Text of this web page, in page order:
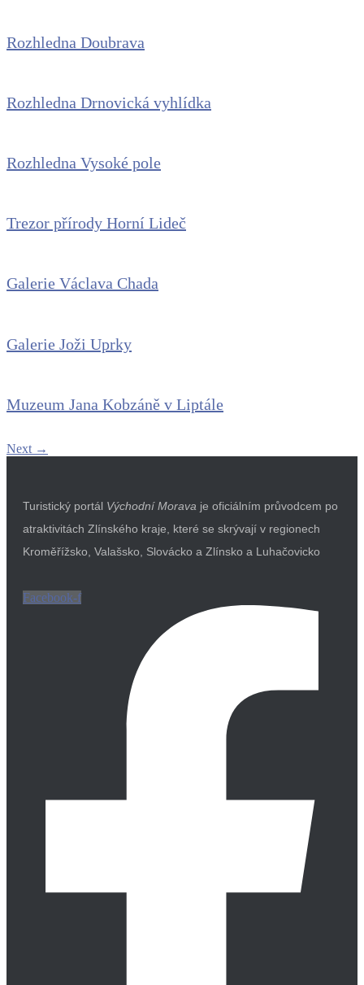
Rozhledna Doubrava
Rozhledna Drnovická vyhlídka
Rozhledna Vysoké pole
Trezor přírody Horní Lideč
Galerie Václava Chada
Galerie Joži Uprky
Muzeum Jana Kobzáně v Liptále
Next →
Turistický portál Východní Morava je oficiálním průvodcem po
atraktivitách Zlínského kraje, které se skrývají v regionech
Kroměřížsko, Valašsko, Slovácko a Zlínsko a Luhačovicko
Facebook-f